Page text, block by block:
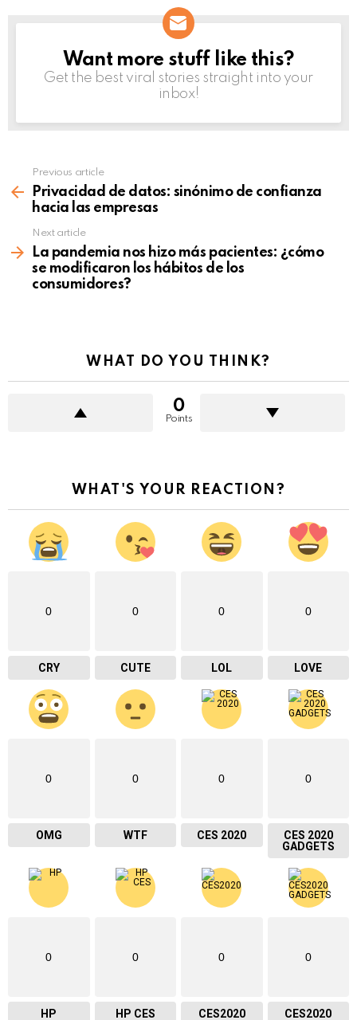
NEWSLETTER
Want more stuff like this?
Get the best viral stories straight into your
inbox!
more
Previous article
Privacidad de datos: sinónimo de confianza
hacia las empresas
Next article
La pandemia nos hizo más pacientes: ¿cómo
se modificaron los hábitos de los
consumidores?
WHAT DO YOU THINK?
0
Points
WHAT'S YOUR REACTION?
0
CRY
0
CUTE
0
LOL
0
LOVE
0
OMG
0
WTF
0
CES 2020
0
CES 2020
GADGETS
0
HP
0
HP CES
0
CES2020
0
CES2020